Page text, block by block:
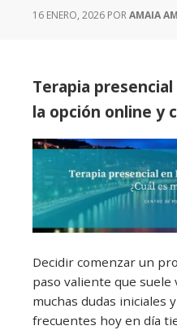
16 ENERO, 2026 PORAMAIA
Terapia
la opción online y
Decidir comenzar un
paso valiente que suele
muchas dudas iniciales
frecuentes hoy en día